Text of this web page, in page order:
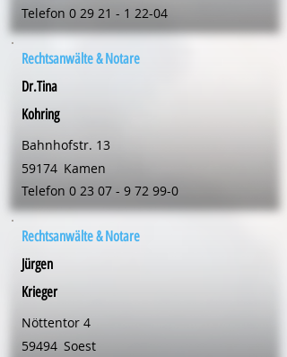
Telefon 0 29 21 - 1 22-04
Rechtsanwälte & Notare
Dr.Tina
Kohring
Bahnhofstr. 13
59174 Kamen
Telefon 0 23 07 - 9 72 99-0
Rechtsanwälte & Notare
Jürgen
Krieger
Nöttentor 4
59494 Soest